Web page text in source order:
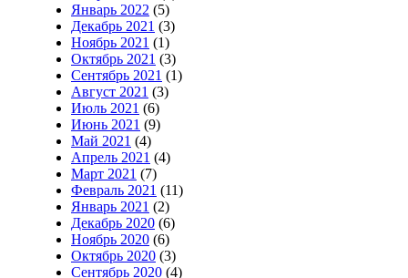
Январь 2022 (5)
Декабрь 2021 (3)
Ноябрь 2021 (1)
Октябрь 2021 (3)
Сентябрь 2021 (1)
Август 2021 (3)
Июль 2021 (6)
Июнь 2021 (9)
Май 2021 (4)
Апрель 2021 (4)
Март 2021 (7)
Февраль 2021 (11)
Январь 2021 (2)
Декабрь 2020 (6)
Ноябрь 2020 (6)
Октябрь 2020 (3)
Сентябрь 2020 (4)